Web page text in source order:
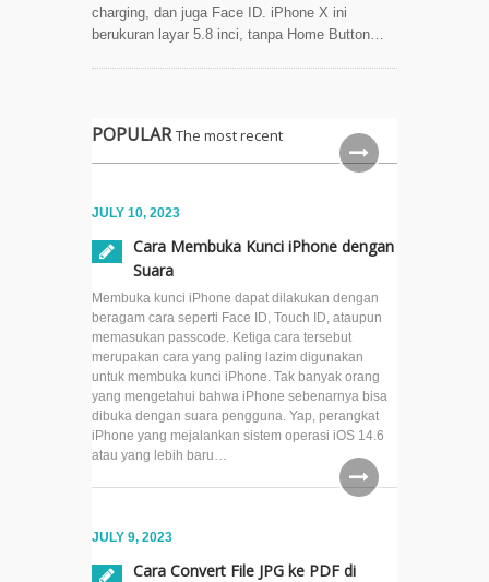
Menjadi
Teks
Kecepatan
Internet di
Tanpa
Aplikasi
Tambahan
Cara Ubah
Background
charging, dan juga Face ID. iPhone X ini
berukuran layar 5.8 inci, tanpa Home Button…
POPULARThe most recent
JULY 10, 2023
Cara Membuka Kunci iPhone dengan
Suara
Membuka kunci iPhone dapat dilakukan dengan
beragam cara seperti Face ID, Touch ID, ataupun
memasukan passcode. Ketiga cara tersebut
merupakan cara yang paling lazim digunakan
untuk membuka kunci iPhone. Tak banyak orang
yang mengetahui bahwa iPhone sebenarnya bisa
dibuka dengan suara pengguna. Yap, perangkat
iPhone yang mejalankan sistem operasi iOS 14.6
atau yang lebih baru…
JULY 9, 2023
Cara Convert File JPG ke PDF di